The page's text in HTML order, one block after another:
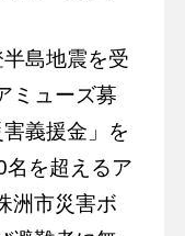
島地震を受
ミューズ募
義援金」を
名を超えるア
洲市災害ボ